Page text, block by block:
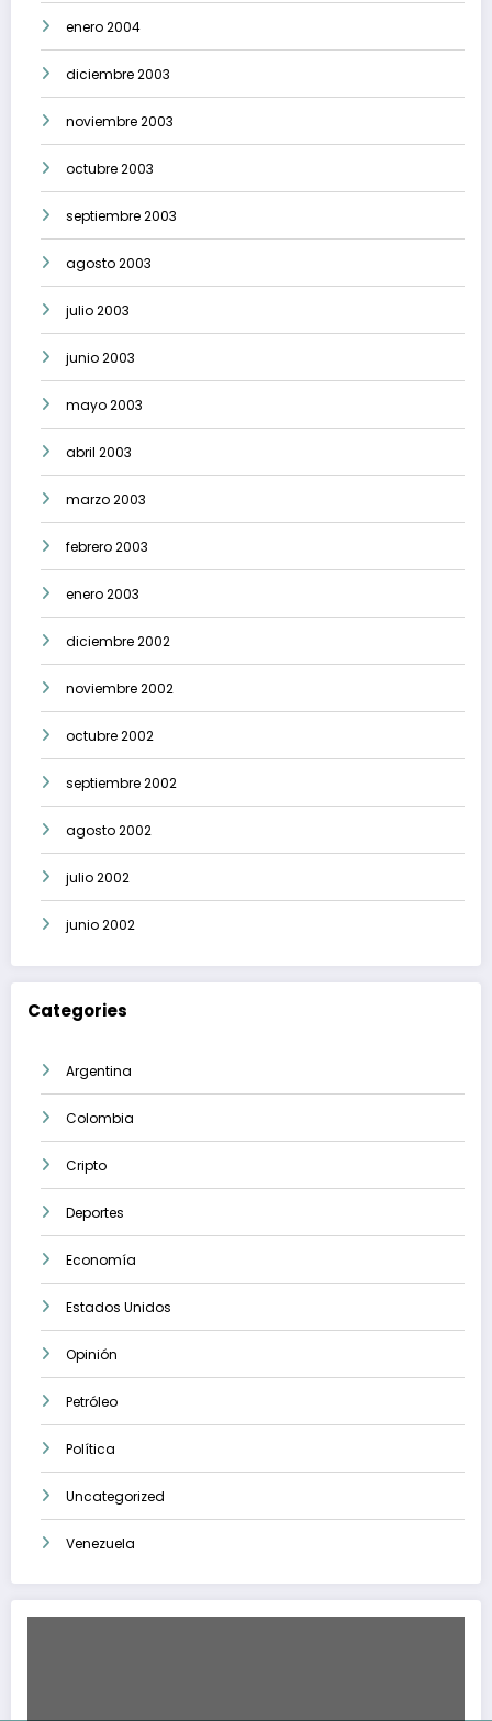
enero 2004
diciembre 2003
noviembre 2003
octubre 2003
septiembre 2003
agosto 2003
julio 2003
junio 2003
mayo 2003
abril 2003
marzo 2003
febrero 2003
enero 2003
diciembre 2002
noviembre 2002
octubre 2002
septiembre 2002
agosto 2002
julio 2002
junio 2002
Categories
Argentina
Colombia
Cripto
Deportes
Economía
Estados Unidos
Opinión
Petróleo
Política
Uncategorized
Venezuela